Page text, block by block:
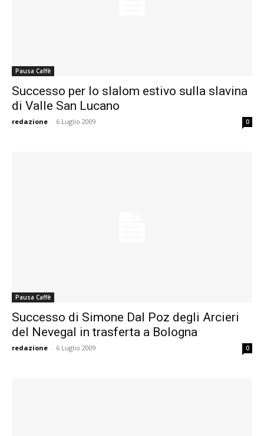
Pausa Caffè
Successo per lo slalom estivo sulla slavina
di Valle San Lucano
redazione - 6 Luglio 2009 0
Pausa Caffè
Successo di Simone Dal Poz degli Arcieri
del Nevegal in trasferta a Bologna
redazione - 6 Luglio 2009 0